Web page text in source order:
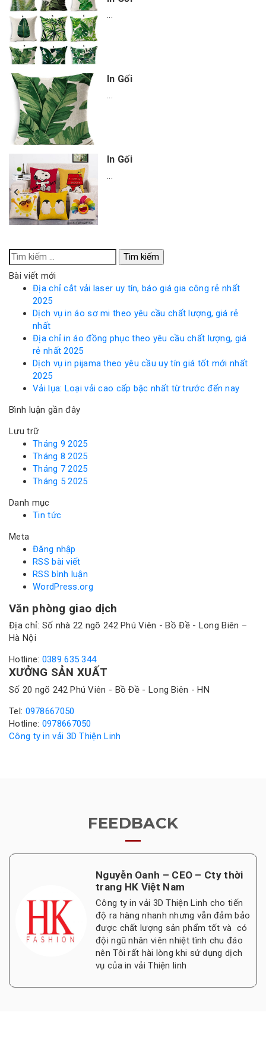
...
In Gối
...
In Gối
...
Tìm
kiếm
cho:
Bài viết mới
Địa chỉ cắt vải laser uy tín, báo giá gia công rẻ nhất
2025
Dịch vụ in áo sơ mi theo yêu cầu chất lượng, giá rẻ
nhất
Địa chỉ in áo đồng phục theo yêu cầu chất lượng, giá
rẻ nhất 2025
Dịch vụ in pijama theo yêu cầu uy tín giá tốt mới nhất
2025
Vải lụa: Loại vải cao cấp bậc nhất từ trước đến nay
Bình luận gần đây
Lưu trữ
Tháng 9 2025
Tháng 8 2025
Tháng 7 2025
Tháng 5 2025
Danh mục
Tin tức
Meta
Đăng nhập
RSS bài viết
RSS bình luận
WordPress.org
Văn phòng giao dịch
Địa chỉ: Số nhà 22 ngõ 242 Phú Viên - Bồ Đề - Long Biên –
Hà Nội
Hotline: 0389 635 344
XƯỞNG SẢN XUẤT
Số 20 ngõ 242 Phú Viên - Bồ Đề - Long Biên - HN
Tel: 0978667050
Hotline: 0978667050
Công ty in vải 3D Thiện Linh
FEEDBACK
Nguyễn Oanh – CEO – Cty thời
trang HK Việt Nam
Công ty in vải 3D Thiện Linh cho tiến
độ ra hàng nhanh nhưng vẫn đảm bảo
được chất lượng sản phẩm tốt và có
đội ngũ nhân viên nhiệt tình chu đáo
nên Tôi rất hài lòng khi sử dụng dịch
vụ của in vải Thiện linh